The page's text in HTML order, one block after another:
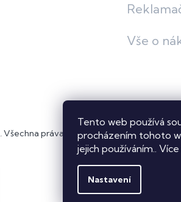
Tento web používá
procházením tohoto
jejich používáním..
Nastavení
Vše o
. Všechna práva vyhrazena.Upravit